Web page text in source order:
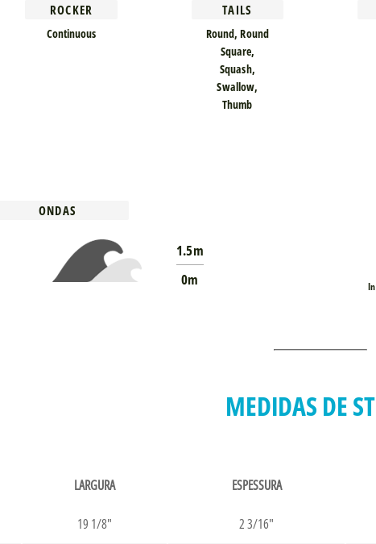
ROCKER
Continuous
TAILS
Round, Round
Square,
Squash,
Swallow,
Thumb
ONDAS
1.5m
0m
MEDIDAS DE
LARGURA ESPESSURA
19 1/8" 2 3/16"